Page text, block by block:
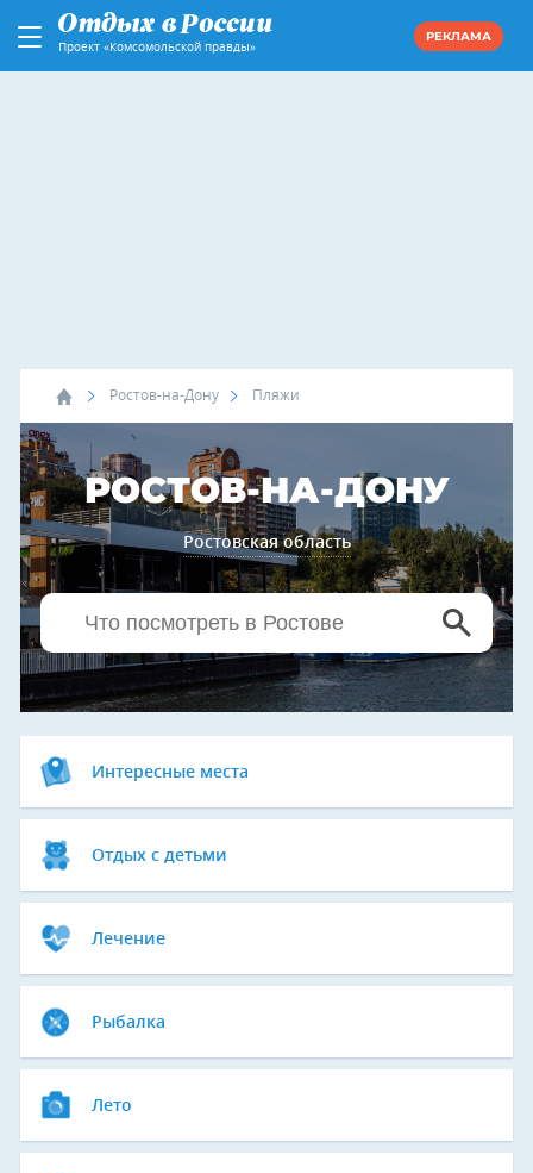
Проект «Комсомольской правды»
РЕКЛАМА
Ростов-на-Дону Пляжи
РОСТОВ-НА-ДОНУ
Ростовская область
Интересные места
Отдых с детьми
Лечение
Рыбалка
Лето